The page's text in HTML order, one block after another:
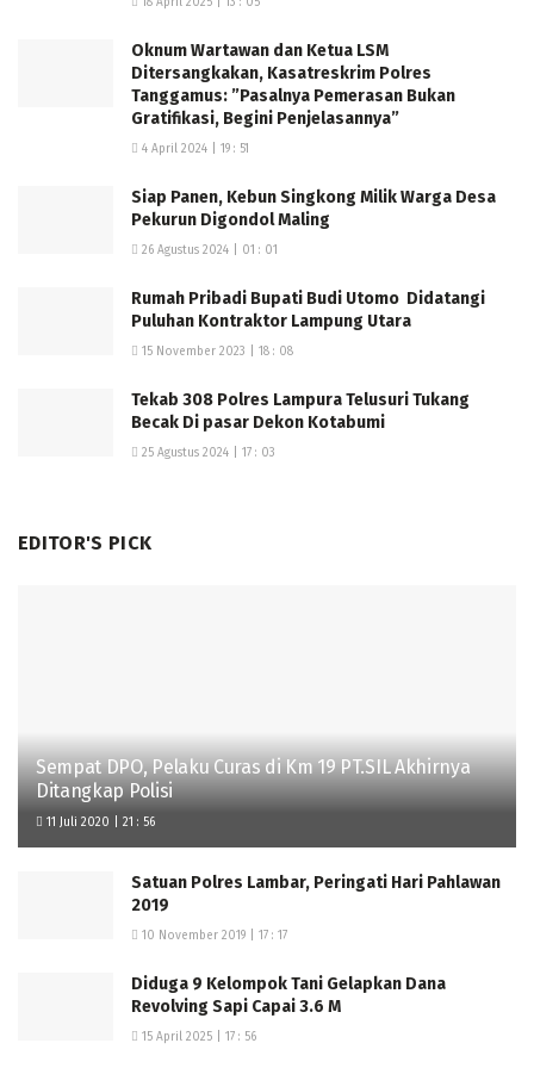
ungkap Ketua Bhayangkari.
Selama kegiatan berlangsung, seluruh peserta tampak
antusias dan bersemangat mengikuti setiap rangkaian
ditutup dengan sesi foto bersama dan menyantap
makanan yang telah disediakan, meninggalkan kesan
kebersamaan yang kuat dan menjadi penyemangat
bagi seluruh elemen Polres Mesuji untuk terus bekerja
lebih baik dan berprestasi dalam menjaga keamanan
dan ketertiban di wilayah Kabupaten Mesuji. (Nara)
Oknum Wartawan dan Ketua LSM
Ditersangkakan, Kasatreskrim Polres
Tanggamus: ”Pasalnya Pemerasan Bukan
Gratifikasi, Begini Penjelasannya”
4 April 2024 | 19 : 51
Siap Panen, Kebun Singkong Milik Warga Desa
Pekurun Digondol Maling
26 Agustus 2024 | 01 : 01
Rumah Pribadi Bupati Budi Utomo Didatangi
Puluhan Kontraktor Lampung Utara
15 November 2023 | 18 : 08
Tekab 308 Polres Lampura Telusuri Tukang
Becak Di pasar Dekon Kotabumi
25 Agustus 2024 | 17 : 03
EDITOR'S PICK
Sempat DPO, Pelaku Curas di Km 19 PT.SIL Akhirnya
Ditangkap Polisi
11 Juli 2020 | 21 : 56
Satuan Polres Lambar, Peringati Hari Pahlawan
2019
10 November 2019 | 17 : 17
Diduga 9 Kelompok Tani Gelapkan Dana
Revolving Sapi Capai 3.6 M
15 April 2025 | 17 : 56